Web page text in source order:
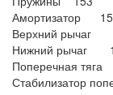
Амортизатор
Верхний рычаг
Нижний рычаг
Поперечная тяга
Стабилизатор